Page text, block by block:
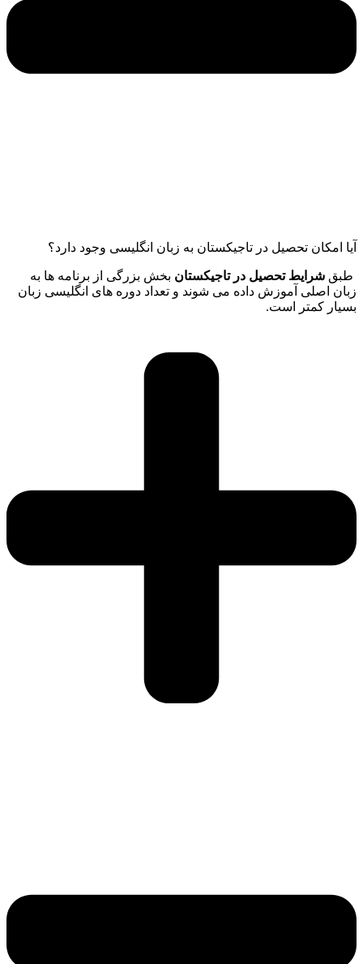
آیا امکان تحصیل در تاجیکستان به زبان انگلیسی وجود دارد؟
طبق شرایط تحصیل در تاجیکستان بخش بزرگی از برنامه ها به
زبان اصلی آموزش داده می شوند و تعداد دوره های انگلیسی زبان
بسیار کمتر است.